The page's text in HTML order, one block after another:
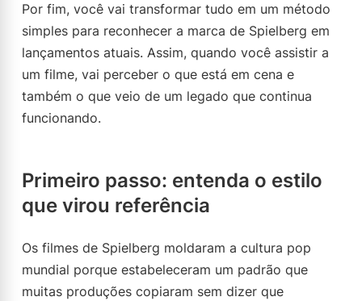
Por fim, você vai transformar tudo em um método
simples para reconhecer a marca de Spielberg em
lançamentos atuais. Assim, quando você assistir a
um filme, vai perceber o que está em cena e
também o que veio de um legado que continua
funcionando.
Primeiro passo: entenda o estilo
que virou referência
Os filmes de Spielberg moldaram a cultura pop
mundial porque estabeleceram um padrão que
muitas produções copiaram sem dizer que